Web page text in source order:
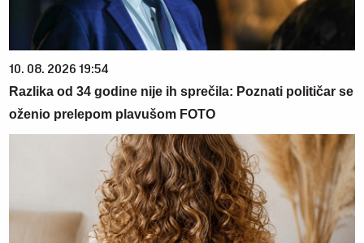
10. 08. 2026 19:54
Razlika od 34 godine nije ih sprečila: Poznati političar se
oženio prelepom plavušom FOTO